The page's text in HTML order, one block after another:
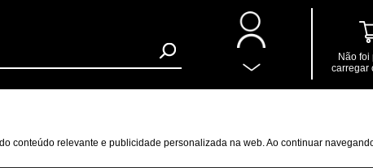
Não foi
carregar
conteúdo relevante e publicidade personalizada na web. Ao continuar